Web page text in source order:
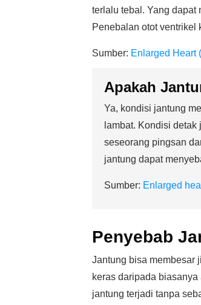
terlalu tebal. Yang dapat
Penebalan otot ventrikel
Sumber: Enlarged Heart
Apakah
Ya, kondisi jantung
lambat. Kondisi
seseorang pingsan
jantung dapat
Sumber: Enlarged
Penyebab
Jantung bisa membesar
keras daripada
jantung terjadi tanpa